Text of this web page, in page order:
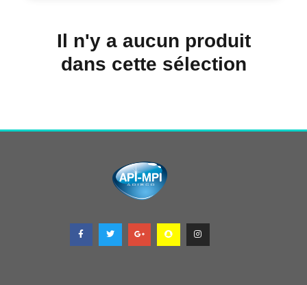
Il n'y a aucun produit
dans cette sélection